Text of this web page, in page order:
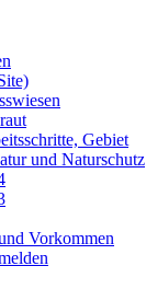
Gebiet
und Naturschutz
Vorkommen